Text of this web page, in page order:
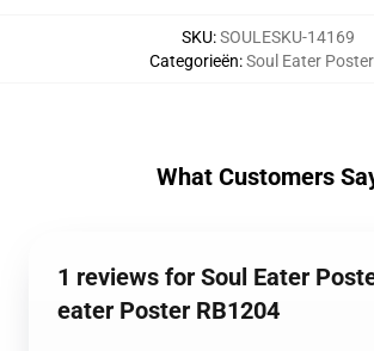
SKU:SOULESKU-14169
Categorieën:Soul Eater
What Customers
1 reviews for Soul Eater
eater Poster RB1204